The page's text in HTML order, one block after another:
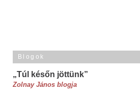
Blogok
„Túl későn jöttünk”
Zolnay János blogja